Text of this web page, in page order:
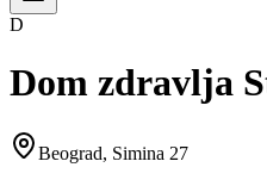
D
Dom zdravlja
Beograd, Simina 27